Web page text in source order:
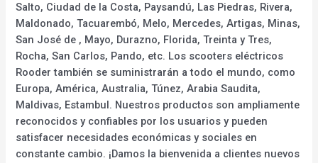
Salto, Ciudad de la Costa, Paysandú, Las Piedras, Rivera,
Maldonado, Tacuarembó, Melo, Mercedes, Artigas, Minas,
San José de , Mayo, Durazno, Florida, Treinta y Tres,
Rocha, San Carlos, Pando, etc. Los scooters eléctricos
Rooder también se suministrarán a todo el mundo, como
Europa, América, Australia, Túnez, Arabia Saudita,
Maldivas, Estambul. Nuestros productos son ampliamente
reconocidos y confiables por los usuarios y pueden
satisfacer necesidades económicas y sociales en
constante cambio. ¡Damos la bienvenida a clientes nuevos